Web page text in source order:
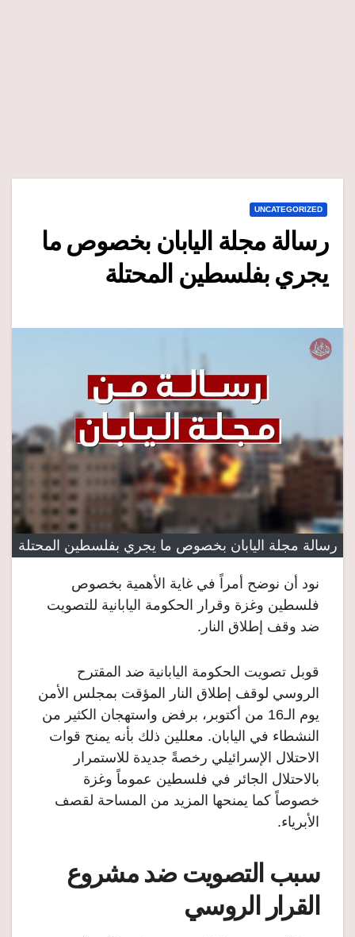
UNCATEGORIZED
رسالة مجلة اليابان بخصوص ما
يجري بفلسطين المحتلة
رسالة مجلة اليابان بخصوص ما يجري بفلسطين المحتلة
نود أن نوضح أمراً في غاية الأهمية بخصوص
فلسطين وغزة وقرار الحكومة اليابانية للتصويت
ضد وقف إطلاق النار.
قوبل تصويت الحكومة اليابانية ضد المقترح
الروسي لوقف إطلاق النار المؤقت بمجلس الأمن
يوم الـ16 من أكتوبر، برفض واستهجان الكثير من
النشطاء في اليابان. معللين ذلك بأنه يمنح قوات
الاحتلال الإسرائيلي رخصةً جديدة للاستمرار
بالاحتلال الجائر في فلسطين عموماً وغزة
خصوصاً كما يمنحها المزيد من المساحة لقصف
الأبرياء.
سبب التصويت ضد مشروع
القرار الروسي